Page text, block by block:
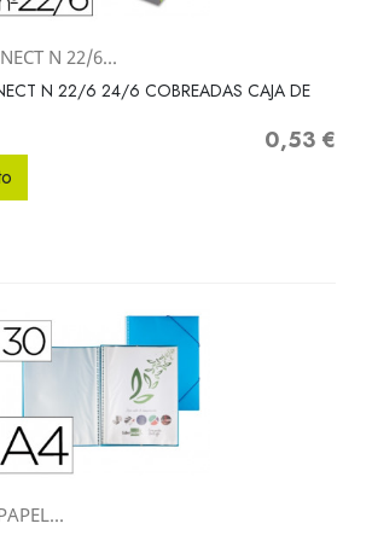
N 22/6...
N 22/6 24/6 COBREADAS CAJA DE
Precio
0,53 €